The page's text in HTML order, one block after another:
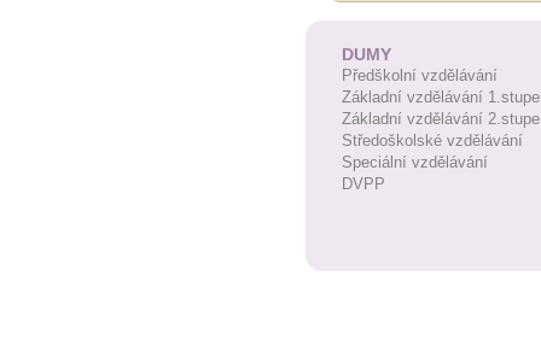
DUMY
Předškolní vzdělávání
Základní vzdělávání
Základní vzdělávání
Středoškolské vzdělávání
Speciální vzdělávání
DVPP